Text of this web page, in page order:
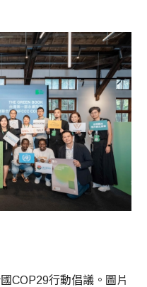
COP29行動倡議。圖片